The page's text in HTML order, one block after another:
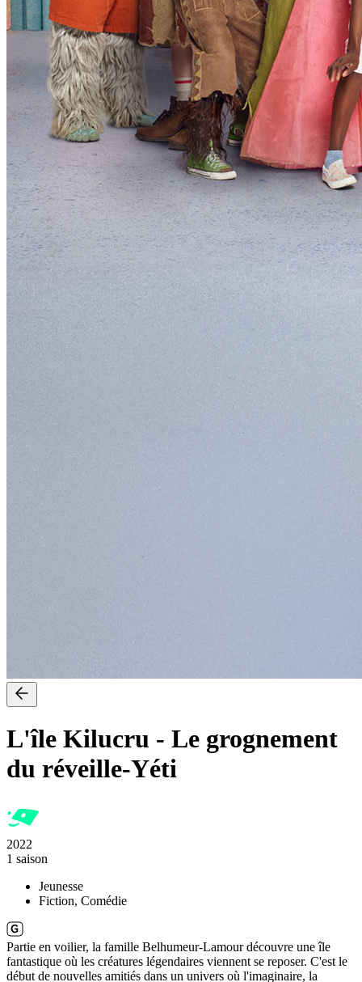
L'île Kilucru - Le grognement
du réveille-Yéti
2022
1 saison
Jeunesse
Fiction, Comédie
Partie en voilier, la famille Belhumeur-Lamour découvre une île
fantastique où les créatures légendaires viennent se reposer. C'est le
début de nouvelles amitiés dans un univers où l'imaginaire, la